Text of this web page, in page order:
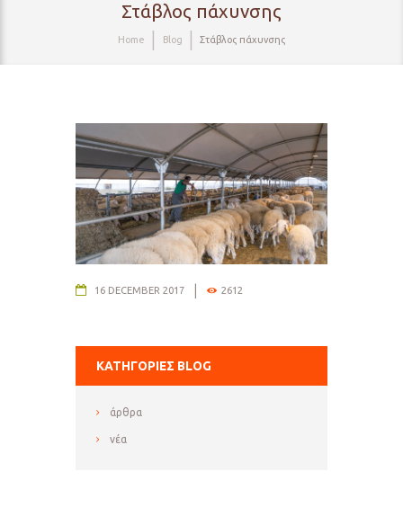
Στάβλος πάχυνσης
Home Blog Στάβλος πάχυνσης
16 DECEMBER 2017 2612
ΚΑΤΗΓΟΡΊΕΣ BLOG
άρθρα
νέα